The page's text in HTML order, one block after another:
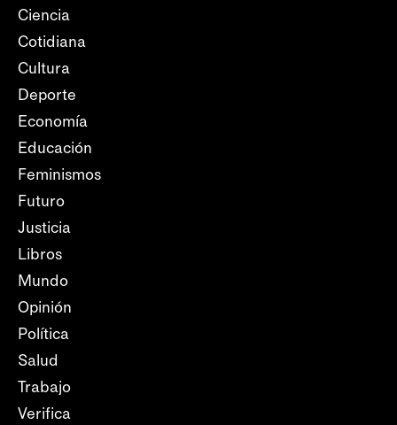
Ciencia
Cotidiana
Cultura
Deporte
Economía
Educación
Feminismos
Futuro
Justicia
Libros
Mundo
Opinión
Política
Salud
Trabajo
Verifica